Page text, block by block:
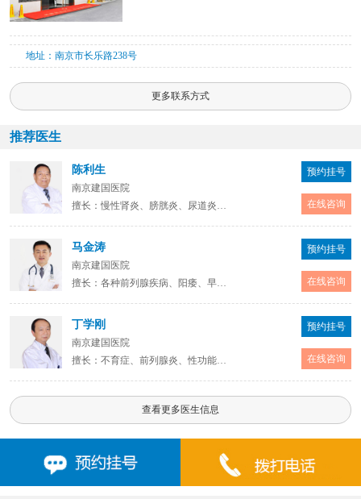
地址：南京市长乐路238号
更多联系方式
推荐医生
陈利生
南京建国医院
擅长：慢性肾炎、膀胱炎、尿道炎、前列腺炎、性功能障碍等内科疾病
预约挂号
在线咨询
马金涛
南京建国医院
擅长：各种前列腺疾病、阳痿、早泄、生殖感染、生殖整形、性功能障碍、不育的诊断与治疗
预约挂号
在线咨询
丁学刚
南京建国医院
擅长：不育症、前列腺炎、性功能障碍及各种生殖感染疾病
预约挂号
在线咨询
查看更多医生信息